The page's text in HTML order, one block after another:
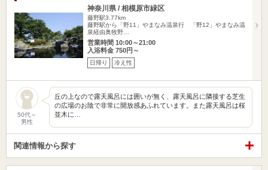
神奈川県 / 相模原市緑区
藤野駅3.77km
藤野駅から「野11」やまなみ温泉行 「野12」やまなみ温
泉経由奥牧野…
営業時間 10:00～21:00
入浴料金 750円～
日帰り 冷え性
50代～
男性
丘の上なので露天風呂には囲いが無く、露天風呂に隣接する芝生
の広場のお陰で非常に開放感あふれています。また露天風呂は桜
並木に…
関連情報から探す